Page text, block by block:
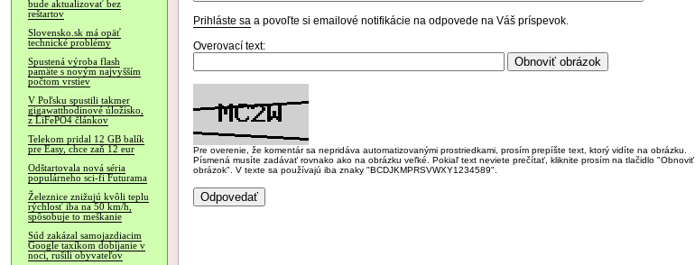
bude aktualizovať bez
reštartov
Slovensko.sk má opäť
technické problémy
Spustená výroba flash
pamäte s novým najvyšším
počtom vrstiev
V Poľsku spustili takmer
gigawatthodinové úložisko,
z LiFePO4 článkov
Telekom pridal 12 GB balík
pre Easy, chce zaň 12 eur
Odštartovala nová séria
populárneho sci-fi Futurama
Železnice znižujú kvôli teplu
rýchlosť iba na 50 km/h,
spôsobuje to meškanie
Súd zakázal samojazdiacim
Google taxíkom dobíjanie v
noci, rušili obyvateľov
Prihláste sa a povoľte si emailové notifikácie na odpovede na Váš príspevok.
Overovací text:
Pre overenie, že komentár sa nepridáva automatizovanými prostriedkami, prosím prepíšte text, ktorý vidíte na obrázku.
Písmená musíte zadávať rovnako ako na obrázku veľké. Pokiaľ text neviete prečítať, kliknite prosím na tlačidlo "Obnoviť
obrázok". V texte sa používajú iba znaky "BCDJKMPRSVWXY1234589".